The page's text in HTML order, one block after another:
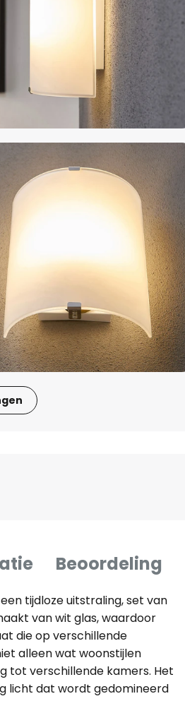
Beoordeling
tijdloze uitstraling, set van
van wit glas, waardoor
die op verschillende
alleen wat woonstijlen
tot verschillende kamers. Het
licht dat wordt gedomineerd